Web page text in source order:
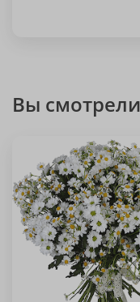
Вы смотрели